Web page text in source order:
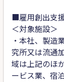
■雇用創出支
＜対象施設＞
・本社、製造
究所又は流通
域は上記のほ
ービス業、宿